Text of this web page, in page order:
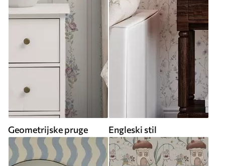
Geometrijske pruge Engleski stil